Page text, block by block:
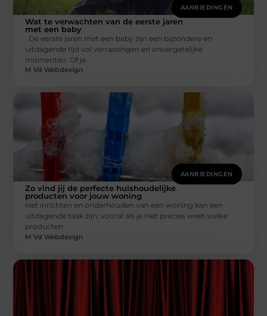
AANBIEDINGEN
Wat te verwachten van de eerste jaren
met een baby
De eerste jaren met een baby zijn een bijzondere en
uitdagende tijd vol verrassingen en onvergetelijke
momenten. Of je
M Vd Webdesign
AANBIEDINGEN
Zo vind jij de perfecte huishoudelijke
producten voor jouw woning
Het inrichten en onderhouden van een woning kan een
uitdagende taak zijn, vooral als je niet precies weet welke
producten
M Vd Webdesign